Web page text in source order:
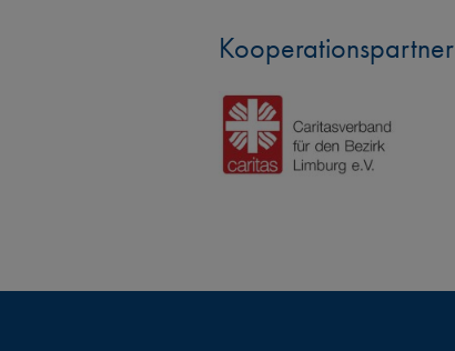
Kooperationspartner